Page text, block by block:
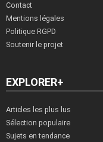
Contact
Mentions légales
Politique RGPD
Soutenir le projet
EXPLORER+
Articles les plus lus
Sélection populaire
Sujets en tendance